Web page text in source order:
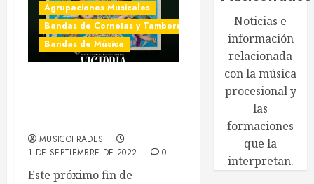
Noticias
Agrupaciones Musicales
Bandas de Cornetas y Tambores
Bandas de Música
Campo 2022
MUSICOFRADES
1 DE SEPTIEMBRE DE 2022
Musicofrades
Noticias e
información
relacionada
con la música
procesional y
las
formaciones
que la